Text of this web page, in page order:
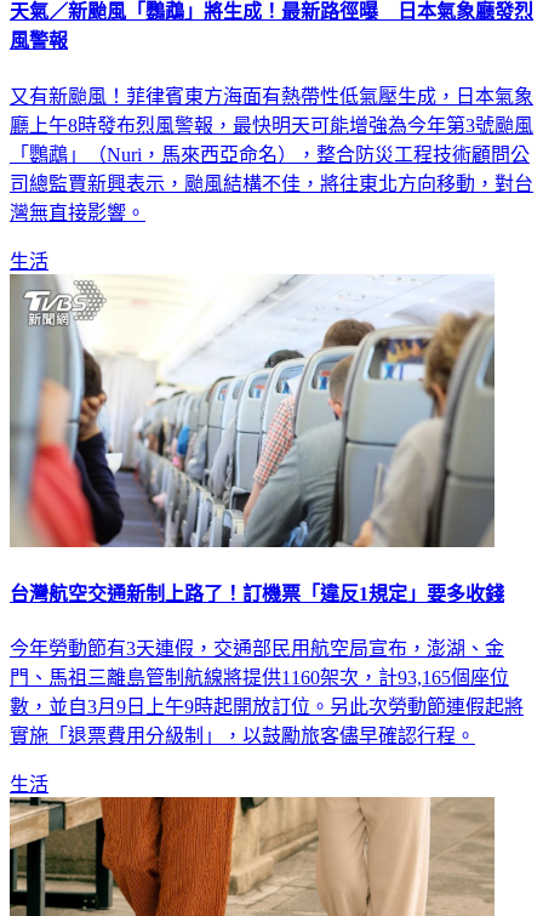
天氣／新颱風「鸚鵡」將生成！最新路徑曝 日本氣象廳發烈
風警報
又有新颱風！菲律賓東方海面有熱帶性低氣壓生成，日本氣象
廳上午8時發布烈風警報，最快明天可能增強為今年第3號颱風
「鸚鵡」（Nuri，馬來西亞命名），整合防災工程技術顧問公
司總監賈新興表示，颱風結構不佳，將往東北方向移動，對台
灣無直接影響。
生活
台灣航空交通新制上路了！訂機票「違反1規定」要多收錢
今年勞動節有3天連假，交通部民用航空局宣布，澎湖、金
門、馬祖三離島管制航線將提供1160架次，計93,165個座位
數，並自3月9日上午9時起開放訂位。另此次勞動節連假起將
實施「退票費用分級制」，以鼓勵旅客儘早確認行程。
生活